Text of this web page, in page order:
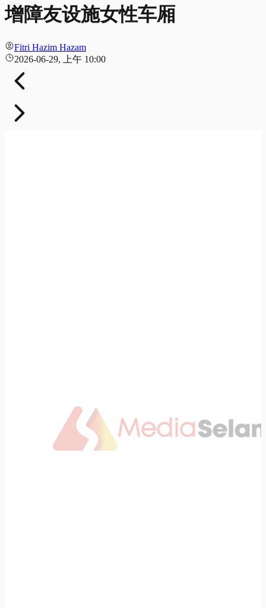
增障友设施女性车厢
Fitri Hazim Hazam
2026-06-29, 上午 10:00